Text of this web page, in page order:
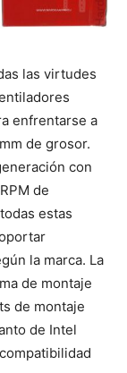
las virtudes
enfrentarse a
de grosor.
con
de
estas
la marca. La
de montaje
de montaje
de Intel